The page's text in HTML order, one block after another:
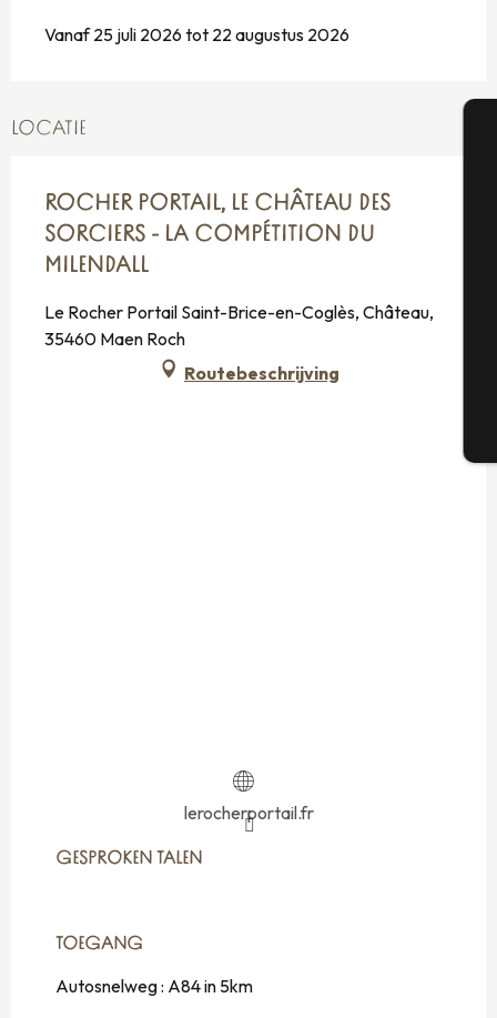
Vanaf 25 juli 2026 tot 22 augustus 2026
LOCATIE
ROCHER PORTAIL, LE CHÂTEAU DES
SORCIERS - LA COMPÉTITION DU
MILENDALL
Le Rocher Portail Saint-Brice-en-Coglès, Château,
35460 Maen Roch
Routebeschrijving
lerocherportail.fr
GESPROKEN TALEN
GESPROKEN TALEN
TOEGANG
TOEGANG
Autosnelweg : A84 in 5km